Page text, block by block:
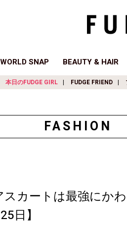
WORLD SNAP BEAUTY & HAIR
本日のFUDGE GIRL FUDGE FRIEND
FASHION
カートは最強にか
日】